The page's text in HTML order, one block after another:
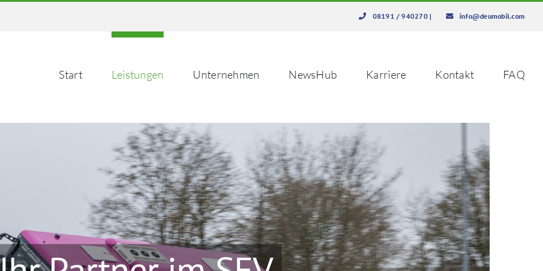
08191 / 940270| info@deumobil.com
Start Leistungen Unternehmen NewsHub Karriere Kontakt FAQ